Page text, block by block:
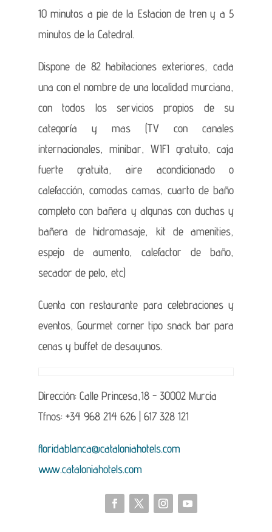
10 minutos a pie de la Estacion de tren y a 5
minutos de la Catedral.
Dispone de 82 habitaciones exteriores, cada
una con el nombre de una localidad murciana,
con todos los servicios propios de su
categoría y mas (TV con canales
internacionales, minibar, WIFI gratuito, caja
fuerte gratuita, aire acondicionado o
calefacción, comodas camas, cuarto de baño
completo con bañera y algunas con duchas y
bañera de hidromasaje, kit de amenities,
espejo de aumento, calefactor de baño,
secador de pelo, etc)
Cuenta con restaurante para celebraciones y
eventos, Gourmet corner tipo snack bar para
cenas y buffet de desayunos.
Dirección: Calle Princesa,18 - 30002 Murcia
Tfnos: +34 968 214 626 | 617 328 121
floridablanca@cataloniahotels.com
www.cataloniahotels.com